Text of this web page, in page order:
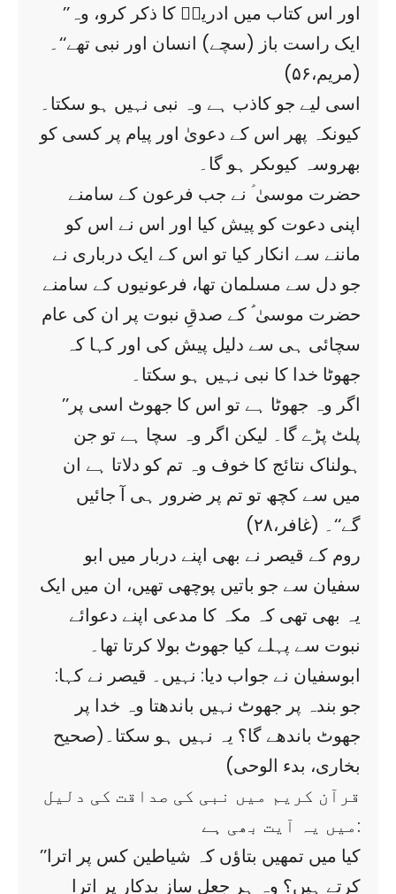
’’اور اس کتاب میں ادریسؑ کا ذکر کرو، وہ
ایک راست باز (سچے) انسان اور نبی تھے‘‘۔
(مریم،۵۶)
اسی لیے جو کاذب ہے وہ نبی نہیں ہو سکتا۔
کیونکہ پھر اس کے دعویٰ اور پیام پر کسی کو
بھروسہ کیوںکر ہو گا۔
حضرت موسیٰ ؑ نے جب فرعون کے سامنے
اپنی دعوت کو پیش کیا اور اس نے اس کو
ماننے سے انکار کیا تو اس کے ایک درباری نے
جو دل سے مسلمان تھا، فرعونیوں کے سامنے
حضرت موسیٰ ؑؑ کے صدقِ نبوت پر ان کی عام
سچائی ہی سے دلیل پیش کی اور کہا کہ
جھوٹا خدا کا نبی نہیں ہو سکتا۔
’’اگر وہ جھوٹا ہے تو اس کا جھوٹ اسی پر
پلٹ پڑے گا۔ لیکن اگر وہ سچا ہے تو جن
ہولناک نتائج کا خوف وہ تم کو دلاتا ہے ان
میں سے کچھ تو تم پر ضرور ہی آ جائیں
گے‘‘۔ (غافر،۲۸)
روم کے قیصر نے بھی اپنے دربار میں ابو
سفیان سے جو باتیں پوچھی تھیں، ان میں ایک
یہ بھی تھی کہ مکہ کا مدعی اپنے دعوائے
نبوت سے پہلے کیا جھوٹ بولا کرتا تھا۔
ابوسفیان نے جواب دیا: نہیں۔ قیصر نے کہا:
جو بندہ پر جھوٹ نہیں باندھتا وہ خدا پر
جھوٹ باندھے گا؟ یہ نہیں ہو سکتا۔(صحیح
بخاری، بدء الوحی)
قرآن کریم میں نبی کی صداقت کی دلیل
میں یہ آیت بھی ہے:
’’کیا میں تمھیں بتاؤں کہ شیاطین کس پر اترا
کرتے ہیں؟ وہ ہر جعل ساز بدکار پر اترا